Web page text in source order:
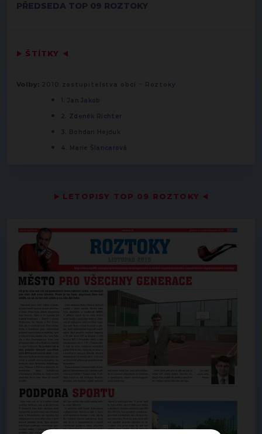
▶ LETOPISY TOP 09 ROZTOKY ◀
PŘEDSEDA TOP 09 ROZTOKY
▶ ŠTÍTKY ◀
Volby: 2010 zastupitelstva obcí - Roztoky
1. Jan Jakob
2. Zdeněk Richter
3. Bohdan Hejduk
4. Marie Šlancarová